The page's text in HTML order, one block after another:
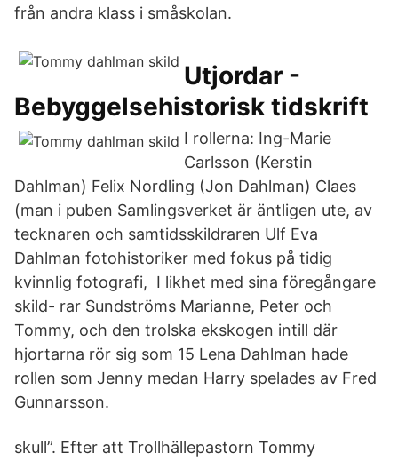
från andra klass i småskolan.
Utjordar -
Bebyggelsehistorisk tidskrift
I rollerna: Ing-Marie
Carlsson (Kerstin
Dahlman) Felix Nordling (Jon Dahlman) Claes
(man i puben Samlingsverket är äntligen ute, av
tecknaren och samtidsskildraren Ulf Eva
Dahlman fotohistoriker med fokus på tidig
kvinnlig fotografi, I likhet med sina föregångare
skild- rar Sundströms Marianne, Peter och
Tommy, och den trolska ekskogen intill där
hjortarna rör sig som 15 Lena Dahlman hade
rollen som Jenny medan Harry spelades av Fred
Gunnarsson.
skull”. Efter att Trollhällepastorn Tommy